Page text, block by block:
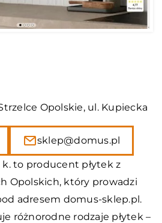
Opolskie, ul. Kupiecka
sklep@domus.pl
k. to producent płytek z
Opolskich, który prowadzi
adresem domus-sklep.pl.
różnorodne rodzaje płytek –